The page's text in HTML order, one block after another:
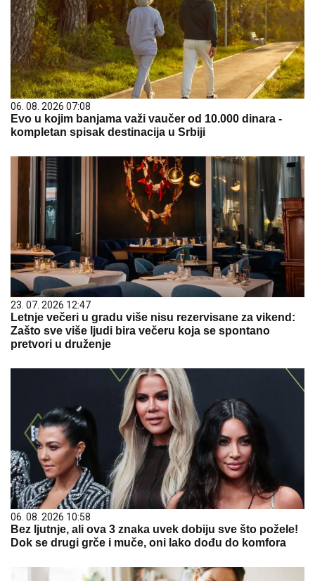
06. 08. 2026 07:08
Evo u kojim banjama važi vaučer od 10.000 dinara -
kompletan spisak destinacija u Srbiji
23. 07. 2026 12:47
Letnje večeri u gradu više nisu rezervisane za vikend:
Zašto sve više ljudi bira večeru koja se spontano
pretvori u druženje
06. 08. 2026 10:58
Bez ljutnje, ali ova 3 znaka uvek dobiju sve što požele!
Dok se drugi grče i muče, oni lako dođu do komfora